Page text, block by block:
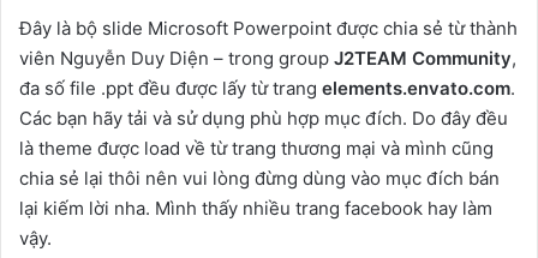
Đây là bộ slide Microsoft Powerpoint được chia sẻ từ thành
viên Nguyễn Duy Diện – trong group J2TEAM Community,
đa số file .ppt đều được lấy từ trang elements.envato.com.
Các bạn hãy tải và sử dụng phù hợp mục đích. Do đây đều
là theme được load về từ trang thương mại và mình cũng
chia sẻ lại thôi nên vui lòng đừng dùng vào mục đích bán
lại kiếm lời nha. Mình thấy nhiều trang facebook hay làm
vậy.